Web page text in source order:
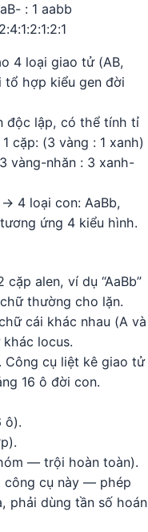
: 1 aabb
4 loại giao tử (AB,
hợp kiểu gen đời
độc lập, có thể tính tỉ
cặp: (3 vàng : 1 xanh)
vàng-nhăn : 3 xanh-
4 loại con: AaBb,
ứng 4 kiểu hình.
cặp alen, ví dụ “AaBb”
thường cho lặn.
cái khác nhau (A và
locus.
. Công cụ liệt kê giao tử
16 ô đời con.
ô).
— trội hoàn toàn).
công cụ này — phép
phải dùng tần số hoán